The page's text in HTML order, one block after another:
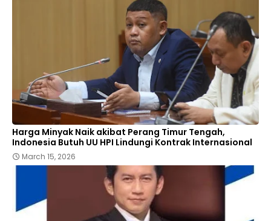
Harga Minyak Naik akibat Perang Timur Tengah,
Indonesia Butuh UU HPI Lindungi Kontrak Internasional
March 15, 2026